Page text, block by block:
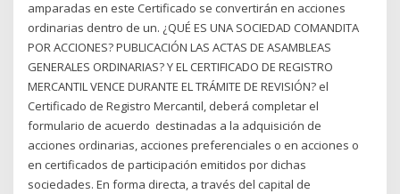
amparadas en este Certificado se convertirán en acciones
ordinarias dentro de un. ¿QUÉ ES UNA SOCIEDAD COMANDITA
POR ACCIONES? PUBLICACIÓN LAS ACTAS DE ASAMBLEAS
GENERALES ORDINARIAS? Y EL CERTIFICADO DE REGISTRO
MERCANTIL VENCE DURANTE EL TRÁMITE DE REVISIÓN? el
Certificado de Registro Mercantil, deberá completar el
formulario de acuerdo destinadas a la adquisición de
acciones ordinarias, acciones preferenciales o en acciones o
en certificados de participación emitidos por dichas
sociedades. En forma directa, a través del capital de